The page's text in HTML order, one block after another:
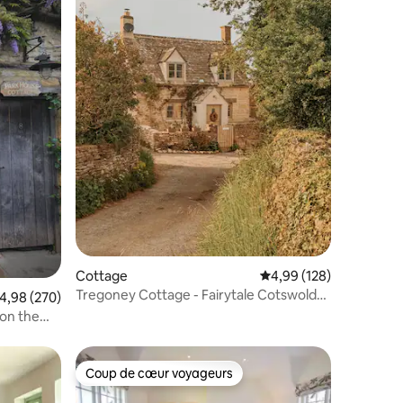
: 4,98 sur 5
moyenne sur la base de 270 commentaires : 4,98 sur 5
4,98 (270)
the
Cottage Évaluation moyenne
4,99 (128)
Tregoney Cottage - Fairytale Cotswold
appréciés Coup de cœur voyageurs
Coup de cœur voyageurs